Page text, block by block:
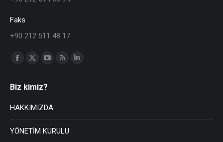
Faks
+90 212 511 48 17
Find us on:
Biz kimiz?
HAKKIMIZDA
YÖNETİM KURULU